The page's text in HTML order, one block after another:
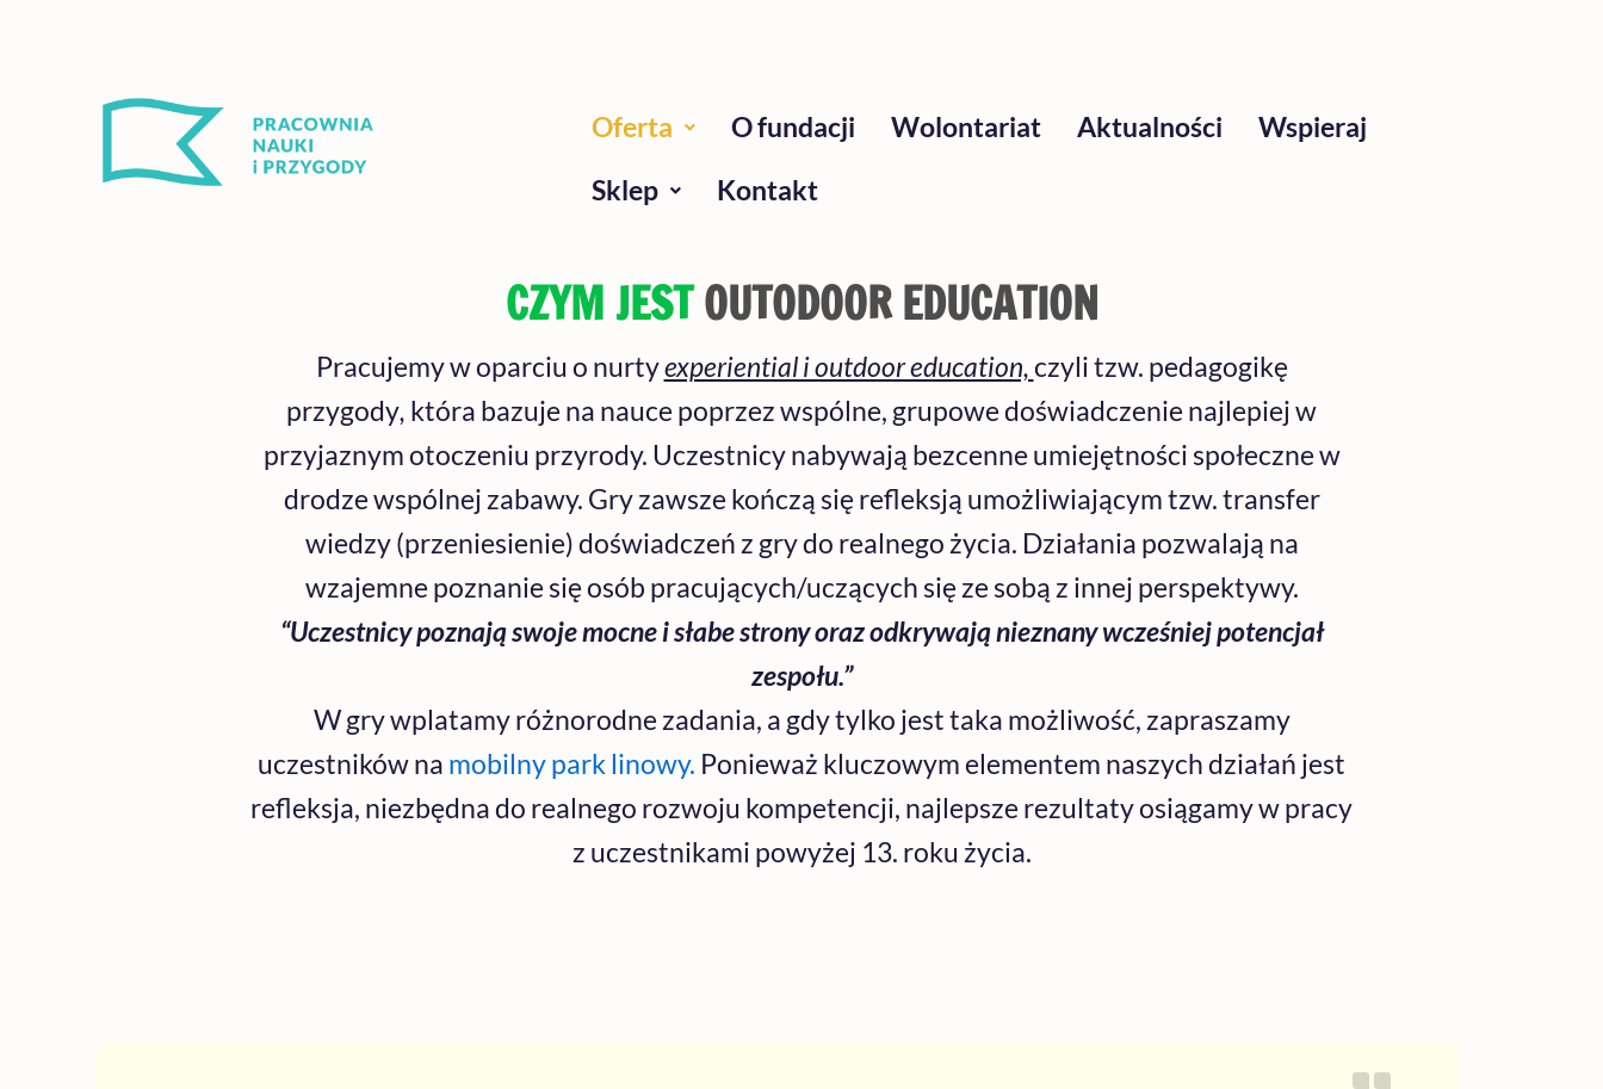
Oferta O fundacji Wolontariat Aktualności
Wspieraj
Sklep
Kontakt
CZYM JEST OUTODOOR EDUCATION
Pracujemy w oparciu o nurtyexperiential i outdoor education,czyli tzw. pedagogikę
przygody, która bazuje na nauce poprzez wspólne, grupowe doświadczenie najlepiej w
przyjaznym otoczeniu przyrody. Uczestnicy nabywają bezcenne umiejętności społeczne w
drodze wspólnej zabawy. Gry zawsze kończą się refleksją umożliwiającym tzw. transfer
wiedzy (przeniesienie) doświadczeń z gry do realnego życia. Działania pozwalają na
wzajemne poznanie się osób pracujących/uczących się ze sobą z innej perspektywy.
“Uczestnicy poznają swoje mocne i słabe strony oraz odkrywają nieznany wcześniej potencjał
zespołu.”
W gry wplatamy różnorodne zadania, a gdy tylko jest taka możliwość, zapraszamy
uczestników na mobilny park linowy. Ponieważ kluczowym elementem naszych działań jest
refleksja, niezbędna do realnego rozwoju kompetencji, najlepsze rezultaty osiągamy w pracy
z uczestnikami powyżej 13. roku życia.